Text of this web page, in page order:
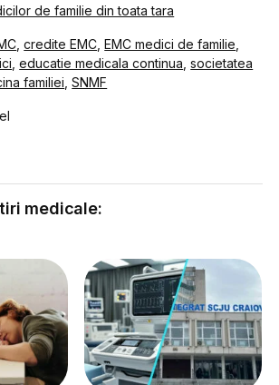
de familie din toata tara
,credite EMC ,EMC medici de familie
,educatie medicala continua ,societatea
familiei ,SNMF
medicale: